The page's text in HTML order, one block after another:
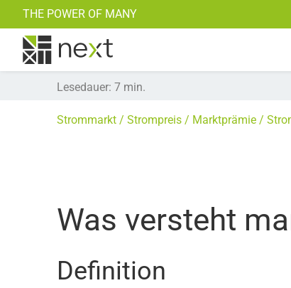
THE POWER OF MANY
Weitere Kraftwerke
Kontakt
Zu all unseren Blogposts >>
Lesedauer: 7 min.
Strommarkt Strompreis Marktprämie
Was versteht
Definition